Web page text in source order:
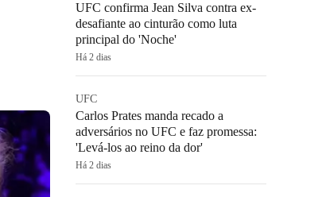
UFC confirma Jean Silva contra ex-
desafiante ao cinturão como luta
principal do 'Noche'
Há 2 dias
UFC
Carlos Prates manda recado a
adversários no UFC e faz promessa:
'Levá-los ao reino da dor'
Há 2 dias